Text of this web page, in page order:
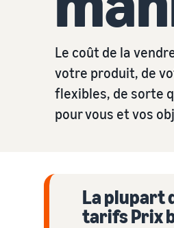
Gérez vos commandes
Acheminer les produits à
Consultez nos questions
Lancez de nouveaux
réduction des frais de vente
Consultez nos questions
Lancez votre marque avec
Consultez nos questions
Comprendre les coûts des
Consultez nos questions
Consultez nos questions
Le coût de la
votre produit, de
flexibles, de sorte
pour vous et vos
La plupart
tarifs Prix